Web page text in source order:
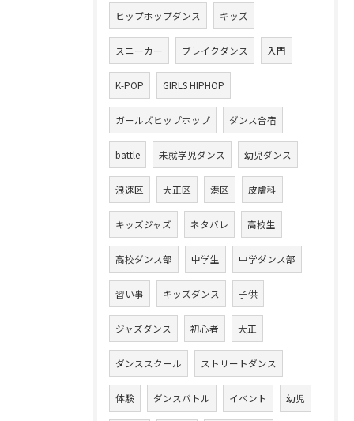
ヒップホップダンス キッズ
スニーカー ブレイクダンス 入門
K-POP GIRLS HIPHOP
ガールズヒップホップ ダンス合宿
battle 未就学児ダンス 幼児ダンス
浪速区 大正区 港区 皮膚科
キッズジャズ ネタバレ 高校生
高校ダンス部 中学生 中学ダンス部
習い事 キッズダンス 子供
ジャズダンス 初心者 大正
ダンススクール ストリートダンス
体験 ダンスバトル イベント 幼児